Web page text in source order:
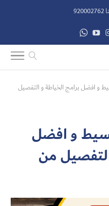
و افضل برامج الخياطة و التفصيل
و افضل
من